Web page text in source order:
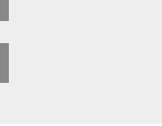
Videos und
Lernorten zur
entgegen!